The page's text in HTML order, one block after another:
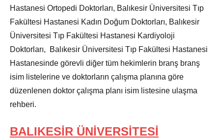
Hastanesi Ortopedi Doktorları, Balıkesir Üniversitesi Tıp
Fakültesi Hastanesi Kadın Doğum Doktorları, Balıkesir
Üniversitesi Tıp Fakültesi Hastanesi Kardiyoloji
Doktorları, Balıkesir Üniversitesi Tıp Fakültesi Hastanesi
Hastanesinde görevli diğer tüm hekimlerin branş branş
isim listelerine ve doktorların çalışma planına göre
düzenlenen doktor çalışma planı isim listesine ulaşma
rehberi.
BALIKESİR ÜNİVERSİTESİ